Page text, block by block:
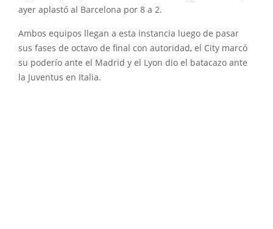
ayer aplastó al Barcelona por 8 a 2.
Ambos equipos llegan a esta instancia luego de pasar
sus fases de octavo de final con autoridad, el City marcó
su poderío ante el Madrid y el Lyon dio el batacazo ante
la Juventus en Italia.